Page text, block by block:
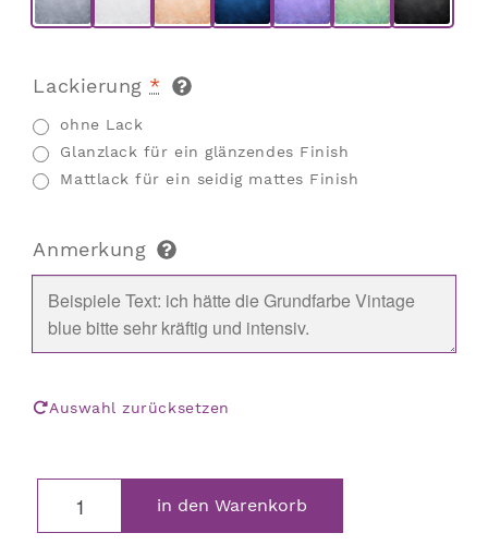
Lackierung *
ohne Lack
Glanzlack für ein glänzendes Finish
Mattlack für ein seidig mattes Finish
Anmerkung
Auswahl zurücksetzen
in den Warenkorb